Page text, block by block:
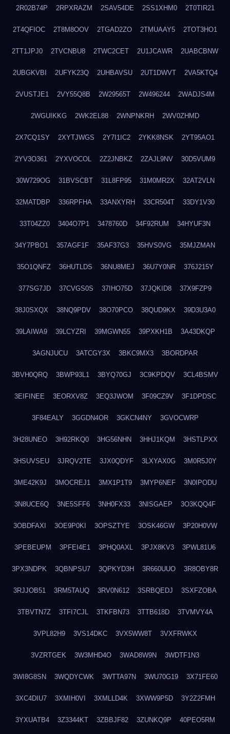
2R02B74P 2RPXRAZM 2SAV54DE 2SS1XHM0 2T0TIR21
2T4QFIOC 2T8M8OOV 2TGAD2ZO 2TMUAAY5 2TOT3HO1
2TT1JPJ0 2TVCNBU8 2TWC2CET 2U1JCAWR 2UABCBNW
2UBGKVBI 2UFYK23Q 2UHBAVSU 2UT1DWVT 2VA5KTQ4
2VUSTJE1 2VY55Q8B 2W29565T 2W496244 2WADJS4M
2WGUIKKG 2WK2EL88 2WNPNKRH 2WV0ZHMD
2X7CQ1SY 2XYTJWGS 2Y7I1IC2 2YKK8NSK 2YT95AO1
2YV3O361 2YXVOCOL 2Z2JNBKZ 2ZAJL9NV 30D5VUM9
30W729OG 31BVSCBT 31L8FP95 31M0MR2X 32AT2VLN
32MATDBP 336RPFHA 33ANXYRH 33CR504T 33DY1V30
33T04ZZ0 3404O7P1 3478760D 34F92RUM 34HYUF3N
34Y7PBO1 357AGF1F 35AF37G3 35HVS0VG 35MJZMAN
35O1QNFZ 36HUTLDS 36NU8MEJ 36U7Y0NR 376J215Y
377SG7JD 37CVGS0S 37IHO75D 37JQKID8 37X9FZP9
38J0SXQX 38NQ9PDV 38O70PCO 38QUD9KX 39D3U3A0
39LAIWA9 39LCYZRI 39MGWN55 39PXKH1B 3A43DKQP
3AGNJUCU 3ATCGY3X 3BKC9MX3 3BORDPAR
3BVH0QRQ 3BWP93L1 3BYQ70GJ 3C9KPDQV 3CL4BSMV
3EIFINEE 3EORXV8Z 3EQ3JWOM 3F09CZ9V 3F1DPDSC
3F84EALY 3GGDN4OR 3GKCN4NY 3GVOCWRP
3H28UNEO 3H92RKQ0 3HG56NHN 3HHJ1KQM 3HSTLPXX
3HSUVSEU 3JRQV2TE 3JX0QDYF 3LXYAX0G 3M0R5J0Y
3ME42K9J 3MOCREJ1 3MX1P1T9 3MYP6NEF 3N0IPODU
3N8UCE6Q 3NE5SFF6 3NH0FX33 3NISGAEP 3O3KQQ4F
3OBDFAXI 3OE9P0KI 3OPSZTYE 3OSK46GW 3P20H0VW
3PEBEUPM 3PFEI4E1 3PHQ0AXL 3PJX8KV3 3PWL81U6
3PX3NDPK 3QBNPSU7 3QPKYD3H 3R660UUO 3R8OBY8R
3RJJOB51 3RM5TAUQ 3RV0N612 3SRBQEDJ 3SXFZOBA
3TBVTN7Z 3TFI7CJL 3TKFBN73 3TTB618D 3TVMVY4A
3VPL82H9 3VS14DKC 3VX5WW8T 3VXFRWKX
3VZRTGEK 3W3MHD4O 3WAD8W9N 3WDTF1N3
3WI8G8SN 3WQDYCWK 3WTTA97N 3WU70G19 3X71FE60
3XC4DIU7 3XMIH0VI 3XMLLD4K 3XWW9P5D 3Y2Z2FMH
3YXUATB4 3Z3344KT 3ZBBJF82 3ZUNKQ9P 40PEO5RM